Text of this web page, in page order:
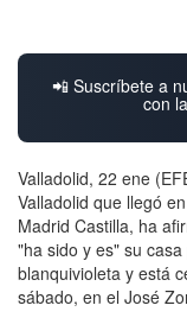
📲 Suscríbete a
con
Valladolid, 22 ene
Valladolid que llegó
Madrid Castilla, ha
"ha sido y es" su
blanquivioleta y está
sábado, en el José